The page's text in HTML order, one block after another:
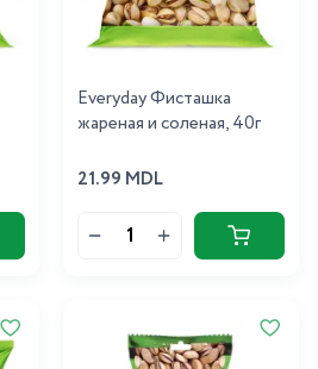
Everyday Фисташка
жареная и соленая, 40г
21.99 MDL